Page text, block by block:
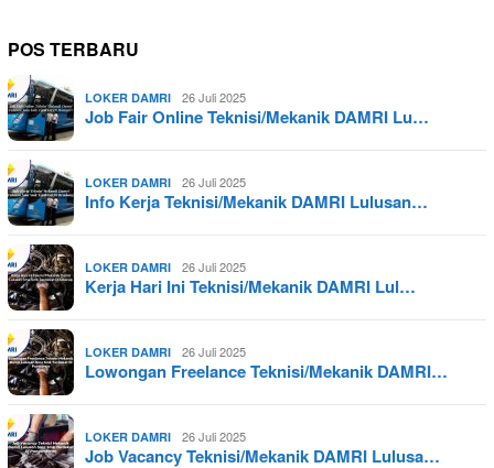
POS TERBARU
LOKER DAMRI 26 Juli 2025
Job Fair Online Teknisi/Mekanik DAMRI Lu…
LOKER DAMRI 26 Juli 2025
Info Kerja Teknisi/Mekanik DAMRI Lulusan…
LOKER DAMRI 26 Juli 2025
Kerja Hari Ini Teknisi/Mekanik DAMRI Lul…
LOKER DAMRI 26 Juli 2025
Lowongan Freelance Teknisi/Mekanik DAMRI…
LOKER DAMRI 26 Juli 2025
Job Vacancy Teknisi/Mekanik DAMRI Lulusa…